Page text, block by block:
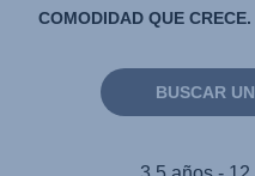
COMODIDAD QUE
BUSCAR